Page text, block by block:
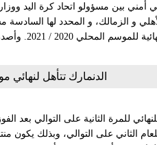
أمني بين مسؤولو اتحاد كرة اليد
و الزمالك، و المحدد لها
/ 2021. وأصدر هشام نصر رئيس إتحاد...
الدنمارك تتأهل لنهائي
الثاني على التوالي، وبذلك يكون